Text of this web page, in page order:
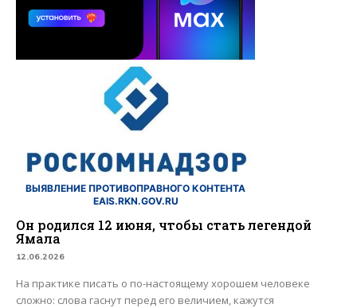
ВЫЯВЛЕНИЕ ПРОТИВОПРАВНОГО КОНТЕНТА
EAIS.RKN.GOV.RU
Он родился 12 июня, чтобы стать легендой
Ямала
12.06.2026
На практике писать о по-настоящему хорошем человеке
сложно: слова гаснут перед его величием, кажутся